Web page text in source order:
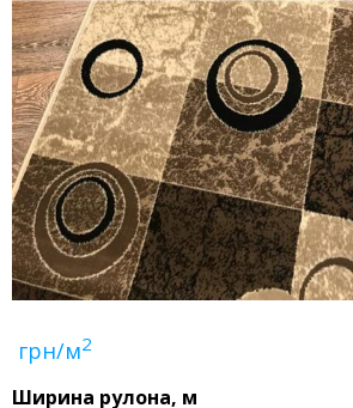
грн/м2
Ширина рулона, м